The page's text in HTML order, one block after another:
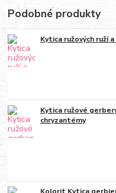
Podobné produkty
Kytica ružových ruží
Kytica ružové
chryzantémy